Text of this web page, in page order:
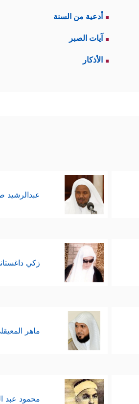
أدعية من السنة
آيات الصبر
الأذكار
عبدالرشيد
زكي
ماهر
محمود عبد